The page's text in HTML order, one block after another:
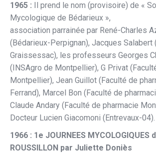
1965 : Il prend le nom (provisoire) de «
Mycologique de Bédarieux »,
association parrainée par René-Charles
(Bédarieux-Perpignan), Jacques Salabert
Graissessac), les professeurs Georges
(INSAgro de Montpellier), G Privat
Montpellier), Jean Guillot (Faculté de
Ferrand), Marcel Bon (Faculté de
Claude Andary (Faculté de pharmacie
Docteur Lucien Giacomoni (Entrevaux-04).
1966 : 1e JOURNEES MYCOLOGIQUES
ROUSSILLON par Juliette Doniès